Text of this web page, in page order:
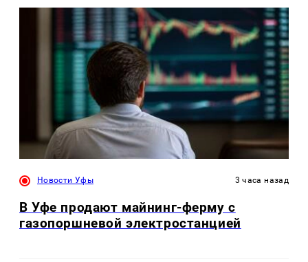
Новости Уфы 3 часа назад
В Уфе продают майнинг-ферму с
газопоршневой электростанцией